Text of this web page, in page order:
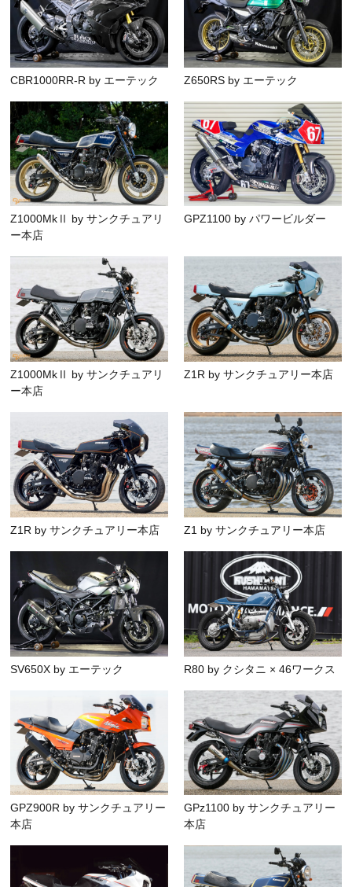
CBR1000RR-R by エーテック Z650RS by エーテック
Z1000MkⅡ by サンクチュアリ
ー本店
GPZ1100 by パワービルダー
Z1000MkⅡ by サンクチュアリ
ー本店
Z1R by サンクチュアリー本店
Z1R by サンクチュアリー本店 Z1 by サンクチュアリー本店
SV650X by エーテック R80 by クシタニ × 46ワークス
GPZ900R by サンクチュアリー
本店
GPz1100 by サンクチュアリー
本店